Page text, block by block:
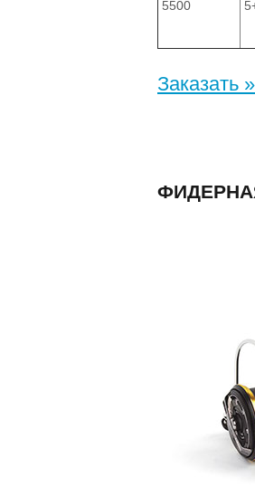
5500
Заказать »